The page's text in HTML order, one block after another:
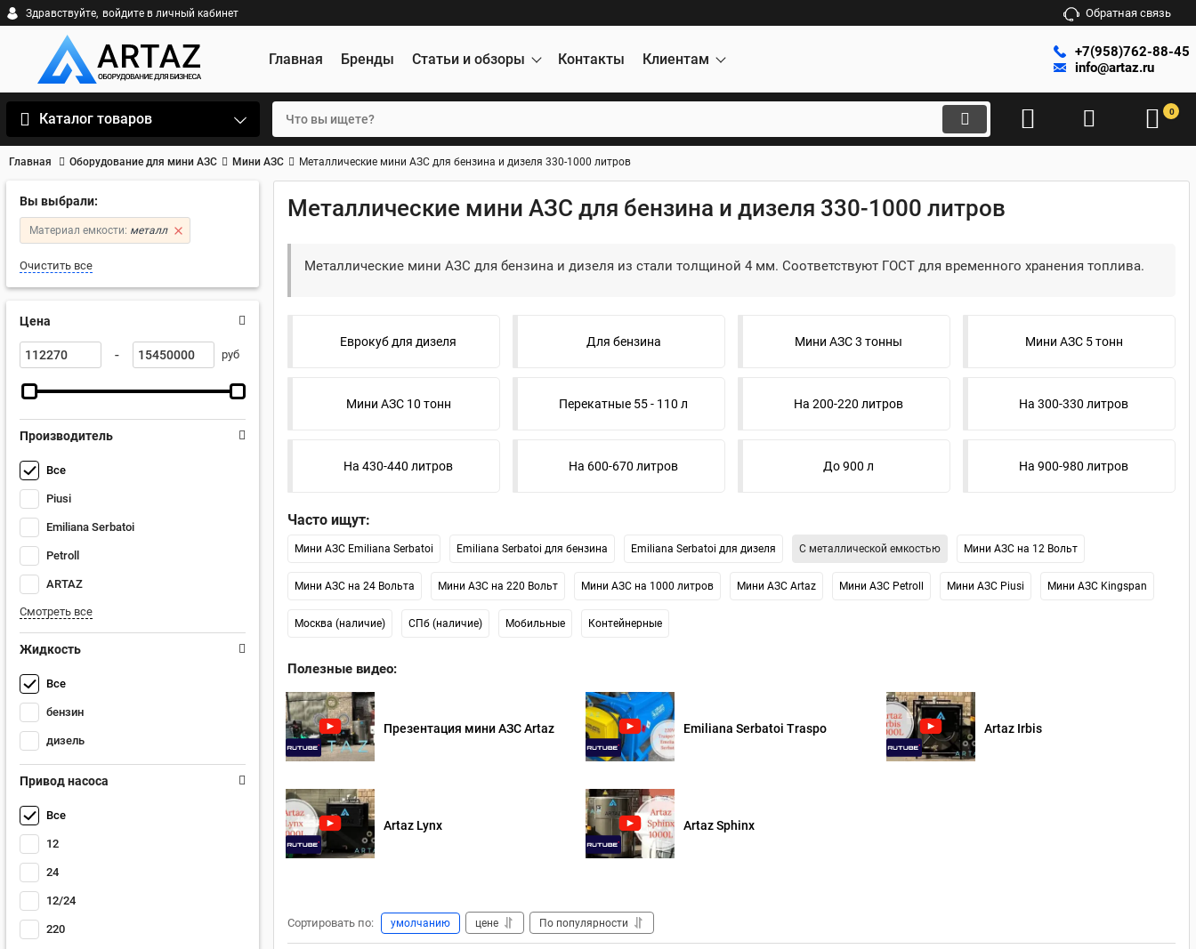
Здравствуйте, войдите в личный кабинет Обратная связь
Главная Бренды Статьи и обзоры Контакты Клиентам
+7(958)762-88-45
info@artaz.ru
Каталог товаров 0
Главная Оборудование для мини АЗС Мини АЗС Металлические мини АЗС для бензина и дизеля 330-1000 литров
Вы выбрали:
Материал емкости: металл
Очистить все
Цена
- руб
Производитель
Все
Piusi
Emiliana Serbatoi
Petroll
ARTAZ
Смотреть все
Жидкость
Все
бензин
дизель
Привод насоса
Все
12
24
12/24
220
Металлические мини АЗС для бензина и дизеля 330-1000 литров
Металлические мини АЗС для бензина и дизеля из стали толщиной 4 мм. Соответствуют ГОСТ для временного хранения топлива.
Еврокуб для дизеля Для бензина Мини АЗС 3 тонны Мини АЗС 5 тонн
Мини АЗС 10 тонн Перекатные 55 - 110 л На 200-220 литров На 300-330 литров
На 430-440 литров На 600-670 литров До 900 л На 900-980 литров
Часто ищут:
Мини АЗС Emiliana Serbatoi Emiliana Serbatoi для бензина Emiliana Serbatoi для дизеля С металлической емкостью Мини АЗС на 12 Вольт
Мини АЗС на 24 Вольта Мини АЗС на 220 Вольт Мини АЗС на 1000 литров Мини АЗС Artaz Мини АЗС Petroll Мини АЗС Piusi Мини АЗС Kingspan
Москва (наличие) СПб (наличие) Мобильные Контейнерные
Полезные видео:
Презентация мини АЗС Artaz Emiliana Serbatoi Traspo Artaz Irbis
Artaz Lynx Artaz Sphinx
Сортировать по: умолчанию цене По популярности